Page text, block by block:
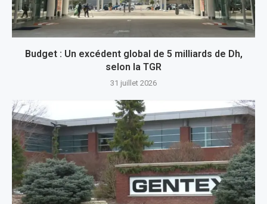
Budget : Un excédent global de 5 milliards de Dh,
selon la TGR
31 juillet 2026